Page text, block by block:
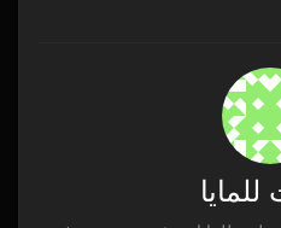
للمايا